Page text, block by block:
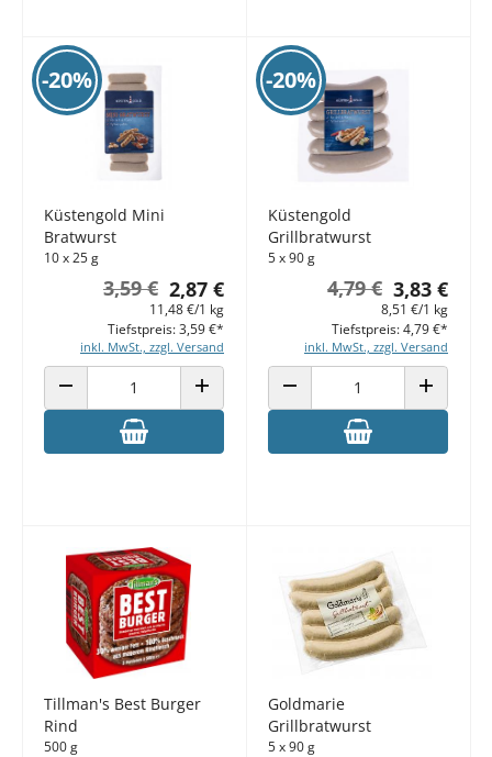
-20%
Küstengold Mini
Bratwurst
10 x 25 g
2,87 €
3,59 €
11,48 €/1 kg
inkl. MwSt., zzgl. Versand
Tiefstpreis: 3,59 €*
ANZAHL VERRINGERN ANZAHL ERHÖHEN
-20%
Küstengold
Grillbratwurst
5 x 90 g
3,83 €
4,79 €
8,51 €/1 kg
inkl. MwSt., zzgl. Versand
Tiefstpreis: 4,79 €*
ANZAHL VERRINGERN ANZAHL
Tillman's Best Burger
Rind
500 g
Goldmarie
Grillbratwurst
5 x 90 g